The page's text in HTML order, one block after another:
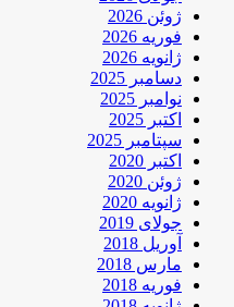
ژوئن 2026
فوریه 2026
ژانویه 2026
دسامبر 2025
نوامبر 2025
اکتبر 2025
سپتامبر 2025
اکتبر 2020
ژوئن 2020
ژانویه 2020
جولای 2019
آوریل 2018
مارس 2018
فوریه 2018